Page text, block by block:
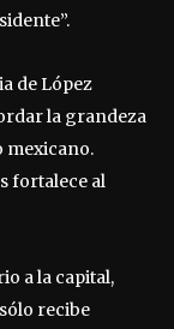
de López
la grandeza
mexicano.
fortalece al
a la capital,
recibe